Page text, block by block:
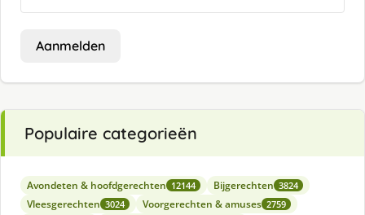
Aanmelden
Populaire categorieën
Avondeten & hoofdgerechten 12144 Bijgerechten 3824
Vleesgerechten 3024 Voorgerechten & amuses 2759